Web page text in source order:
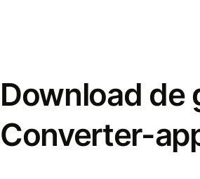
Download de
Converter-